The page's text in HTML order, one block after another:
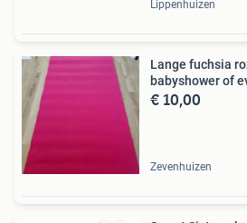
Lippenhuizen
Lange fuchsia
babyshower of
€ 10,00
Zevenhuizen